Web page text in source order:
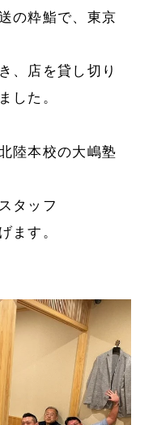
表示
い合わせ
の粋鮨で、東京
、店を貸し切り
した。
陸本校の大嶋塾
タッフ
ます。